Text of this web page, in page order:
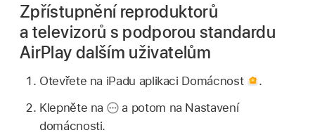
Zpřístupnění reproduktorů
a televizorů s podporou standardu
AirPlay dalším uživatelům
Otevřete na iPadu aplikaci Domácnost
.
Klepněte na
a potom na Nastavení
domácnosti.